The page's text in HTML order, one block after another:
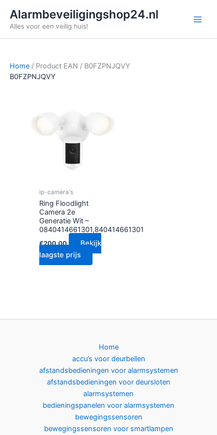
naar
inhoud
Alarmbeveiligingshop24.nl
Alles voor een veilig huis!
Home / Product EAN / B0FZPNJQVY
B0FZPNJQVY
ip-camera's
Ring Floodlight
Camera 2e
Generatie Wit –
0840414661301,840414661301
€200.00
Bekijk
laagste prijs
Home
accu’s voor deurbellen
afstandsbedieningen voor alarmsystemen
afstandsbedieningen voor deursloten
alarmsystemen
bedieningspanelen voor alarmsystemen
bewegingssensoren
bewegingssensoren voor smartlampen